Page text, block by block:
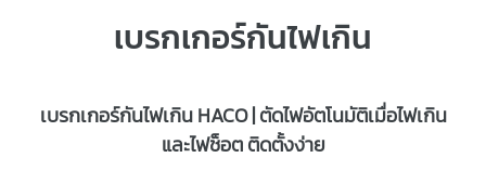
เบรกเกอร์กันไฟเกิน
เบรกเกอร์กันไฟเกิน HACO | ตัดไฟอัตโนมัติเมื่อไฟเกิน
และไฟช็อต ติดตั้งง่าย